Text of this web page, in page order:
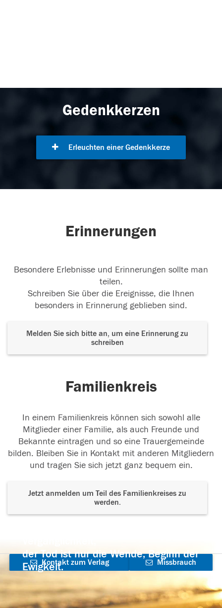
Gedenkkerzen
Erleuchten einer Gedenkkerze
Erinnerungen
Besondere Erlebnisse und Erinnerungen sollte man
teilen.
Schreiben Sie über die Ereignisse, die Ihnen
besonders in Erinnerung geblieben sind.
Melden Sie sich bitte an, um eine Erinnerung zu
schreiben
Familienkreis
In einem Familienkreis können sich sowohl alle
Mitglieder einer Familie, als auch Freunde und
Bekannte eintragen und so eine Trauergemeinde
bilden. Bleiben Sie in Kontakt mit anderen Mitgliedern
und tragen Sie sich jetzt ganz bequem ein.
Jetzt anmelden um Teil des Familienkreises zu
werden.
der Tod ist nur die Wende, Beginn der
Ewigkeit.
Kontakt zum Verlag
aufnehmen
Missbrauch